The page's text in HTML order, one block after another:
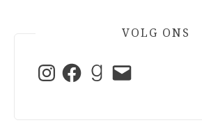
VOLG ONS
InstagramFacebookGoodreads
E-
mail